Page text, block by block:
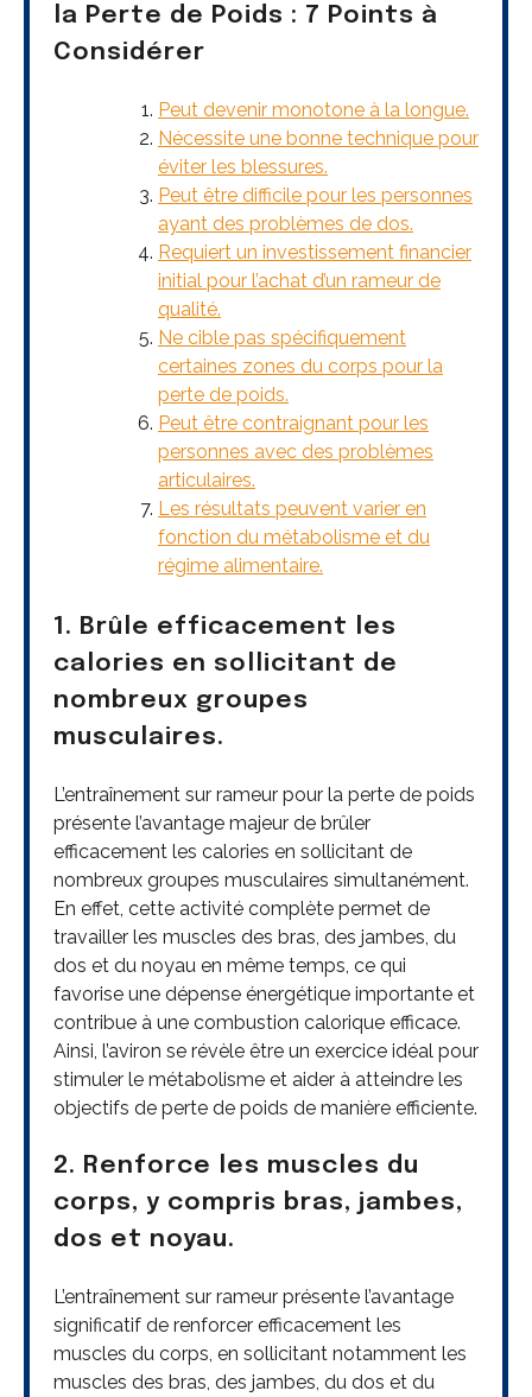
la Perte de Poids : 7 Points à
Considérer
Peut devenir monotone à la longue.
Nécessite une bonne technique pour
éviter les blessures.
Peut être difficile pour les personnes
ayant des problèmes de dos.
Requiert un investissement financier
initial pour l’achat d’un rameur de
qualité.
Ne cible pas spécifiquement
certaines zones du corps pour la
perte de poids.
Peut être contraignant pour les
personnes avec des problèmes
articulaires.
Les résultats peuvent varier en
fonction du métabolisme et du
régime alimentaire.
1. Brûle efficacement les
calories en sollicitant de
nombreux groupes
musculaires.
L’entraînement sur rameur pour la perte de poids
présente l’avantage majeur de brûler
efficacement les calories en sollicitant de
nombreux groupes musculaires simultanément.
En effet, cette activité complète permet de
travailler les muscles des bras, des jambes, du
dos et du noyau en même temps, ce qui
favorise une dépense énergétique importante et
contribue à une combustion calorique efficace.
Ainsi, l’aviron se révèle être un exercice idéal pour
stimuler le métabolisme et aider à atteindre les
objectifs de perte de poids de manière efficiente.
2. Renforce les muscles du
corps, y compris bras, jambes,
dos et noyau.
L’entraînement sur rameur présente l’avantage
significatif de renforcer efficacement les
muscles du corps, en sollicitant notamment les
muscles des bras, des jambes, du dos et du